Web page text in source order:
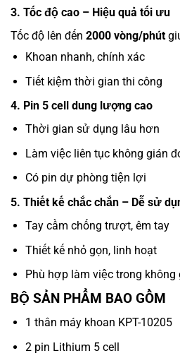
3. Tốc độ cao – Hiệu quả tối ưu
Tốc độ lên đến 2000 vòng/phút
Khoan nhanh, chính xác
Tiết kiệm thời gian thi công
4. Pin 5 cell dung lượng cao
Thời gian sử dụng lâu hơn
Làm việc liên tục không gián
Có pin dự phòng tiện lợi
5. Thiết kế chắc chắn – Dễ sử
Tay cầm chống trượt, êm tay
Thiết kế nhỏ gọn, linh hoạt
Phù hợp làm việc trong không
BỘ SẢN PHẨM BAO GỒM
1 thân máy khoan KPT-10205
2 pin Lithium 5 cell